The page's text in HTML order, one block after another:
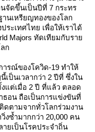
จัดขึ้นเป็นปีที่ 7 กระทร
นเหรียญทองของโลก
ระเทศไทย เพื่อให้เราได้
Majors ทัดเทียมกับรา
ก
ารณ์ของโควิด-19 ทำให้
เป็นเวลากว่า 2 ปีที่ ซึ่งใน
แต่เมื่อ 2 ปี ที่แล้ว ตลอด
ธอน ถือเป็นการแข่งขันที่
ดตามจากทั่วโลกร่วมงาน
งซ้ำมากกว่า 20,000 คน
ยเป็นโรคประจำถิ่น